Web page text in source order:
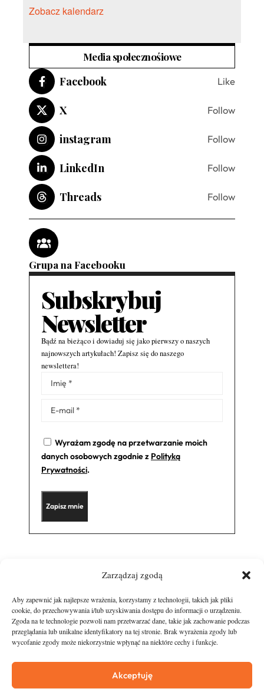
Zarządzaj zgodą
Aby zapewnić jak najlepsze wrażenia, korzystamy z technologii, takich jak pliki
cookie, do przechowywania i/lub uzyskiwania dostępu do informacji o urządzeniu.
Zgoda na te technologie pozwoli nam przetwarzać dane, takie jak zachowanie podczas
przeglądania lub unikalne identyfikatory na tej stronie. Brak wyrażenia zgody lub
wycofanie zgody może niekorzystnie wpłynąć na niektóre cechy i funkcje.
Akceptuję
Zobacz kalendarz
Media społecznośiowe
Facebook Like
X Follow
instagram Follow
LinkedIn Follow
Threads Follow
Grupa na Facebooku
Subskrybuj
Newsletter
Bądź na bieżąco i dowiaduj się jako pierwszy o naszych
najnowszych artykułach! Zapisz się do naszego
newslettera!
Wyrażam zgodę na przetwarzanie moich
danych osobowych zgodnie z Polityką
Prywatności.
Alternative:
O nas